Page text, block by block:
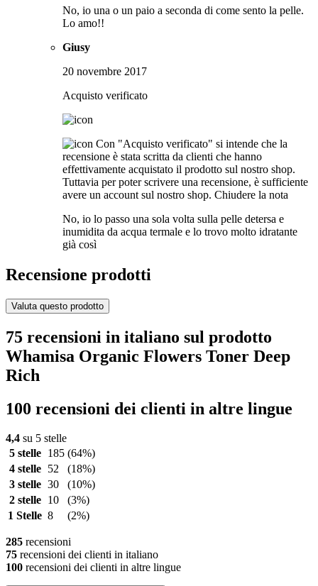
No, io una o un paio a seconda di come sento la pelle.
Lo amo!!
Giusy
20 novembre 2017
Acquisto verificato
Con "Acquisto verificato" si intende che la
recensione è stata scritta da clienti che hanno
effettivamente acquistato il prodotto sul nostro shop.
Tuttavia per poter scrivere una recensione, è sufficiente
avere un account sul nostro shop. Chiudere la nota
No, io lo passo una sola volta sulla pelle detersa e
inumidita da acqua termale e lo trovo molto idratante
già così
Recensione prodotti
Valuta questo prodotto
75 recensioni in italiano sul prodotto
Whamisa Organic Flowers Toner Deep
Rich
100 recensioni dei clienti in altre lingue
4,4 su 5 stelle
5 stelle
185 (64%)
4 stelle
52
(18%)
3 stelle 30
(10%)
2 stelle
10
(3%)
1 Stelle 8 (2%)
285 recensioni
75 recensioni dei clienti in italiano
100 recensioni dei clienti in altre lingue